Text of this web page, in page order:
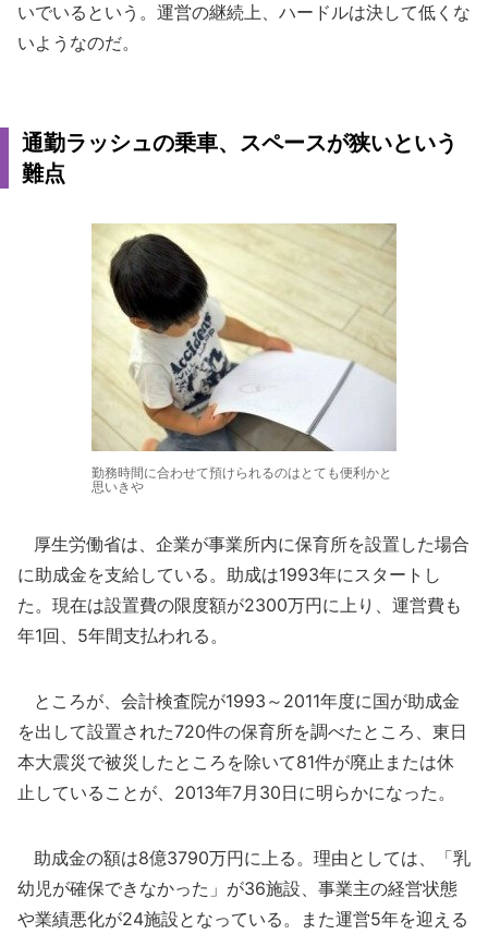
いでいるという。運営の継続上、ハードルは決して低くな
いようなのだ。
通勤ラッシュの乗車、スペースが狭いという
難点
勤務時間に合わせて預けられるのはとても便利かと
思いきや
厚生労働省は、企業が事業所内に保育所を設置した場合
に助成金を支給している。助成は1993年にスタートし
た。現在は設置費の限度額が2300万円に上り、運営費も
年1回、5年間支払われる。
ところが、会計検査院が1993～2011年度に国が助成金
を出して設置された720件の保育所を調べたところ、東日
本大震災で被災したところを除いて81件が廃止または休
止していることが、2013年7月30日に明らかになった。
助成金の額は8億3790万円に上る。理由としては、「乳
幼児が確保できなかった」が36施設、事業主の経営状態
や業績悪化が24施設となっている。また運営5年を迎える